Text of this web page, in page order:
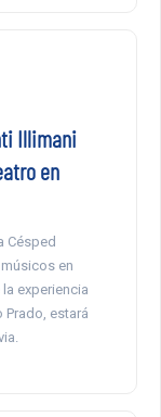
Illimani
en
Césped
en
experiencia
Prado, estará